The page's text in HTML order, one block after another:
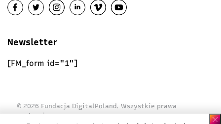
Newsletter
[FM_form id="1"]
© 2026 Fundacja DigitalPoland. Wszystkie prawa
zastrzeżone